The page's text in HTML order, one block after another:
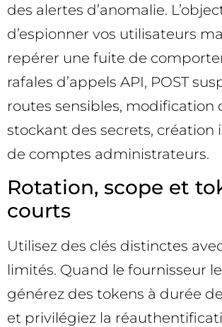
des alertes d’anomalie.
d’espionner vos utilisateurs
repérer une fuite de
rafales d’appels API, POST
routes sensibles, modification
stockant des secrets, création
de comptes administrateurs.
Rotation, scope et
courts
Utilisez des clés distinctes
limités. Quand le fournisseur
générez des tokens à durée
et privilégiez la